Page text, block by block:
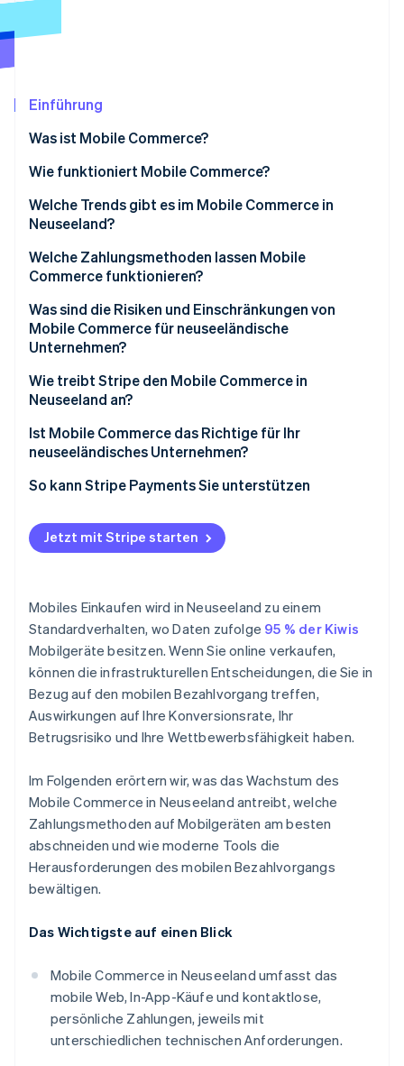
Betrugsprävention
Atlas
Online-Identitätsprüfung
Erfahren Sie, wie Stripe Lösungen für die
Jetzt ansehen
Einführung
Was ist Mobile Commerce?
Wie funktioniert Mobile Commerce?
Welche Trends gibt es im Mobile Commerce in
Neuseeland?
Welche Zahlungsmethoden lassen Mobile
Commerce funktionieren?
Was sind die Risiken und Einschränkungen von
Mobile Commerce für neuseeländische
Unternehmen?
Wie treibt Stripe den Mobile Commerce in
Neuseeland an?
Ist Mobile Commerce das Richtige für Ihr
neuseeländisches Unternehmen?
So kann Stripe Payments Sie unterstützen
Jetzt mit Stripe starten
Mobiles Einkaufen wird in Neuseeland zu einem
Standardverhalten, wo Daten zufolge 95 % der Kiwis
Mobilgeräte besitzen. Wenn Sie online verkaufen,
können die infrastrukturellen Entscheidungen, die Sie in
Bezug auf den mobilen Bezahlvorgang treffen,
Auswirkungen auf Ihre Konversionsrate, Ihr
Betrugsrisiko und Ihre Wettbewerbsfähigkeit haben.
Im Folgenden erörtern wir, was das Wachstum des
Mobile Commerce in Neuseeland antreibt, welche
Zahlungsmethoden auf Mobilgeräten am besten
abschneiden und wie moderne Tools die
Herausforderungen des mobilen Bezahlvorgangs
bewältigen.
Das Wichtigste auf einen Blick
Mobile Commerce in Neuseeland umfasst das
mobile Web, In-App-Käufe und kontaktlose,
persönliche Zahlungen, jeweils mit
unterschiedlichen technischen Anforderungen.